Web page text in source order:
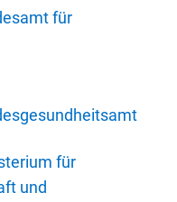
für
für
und